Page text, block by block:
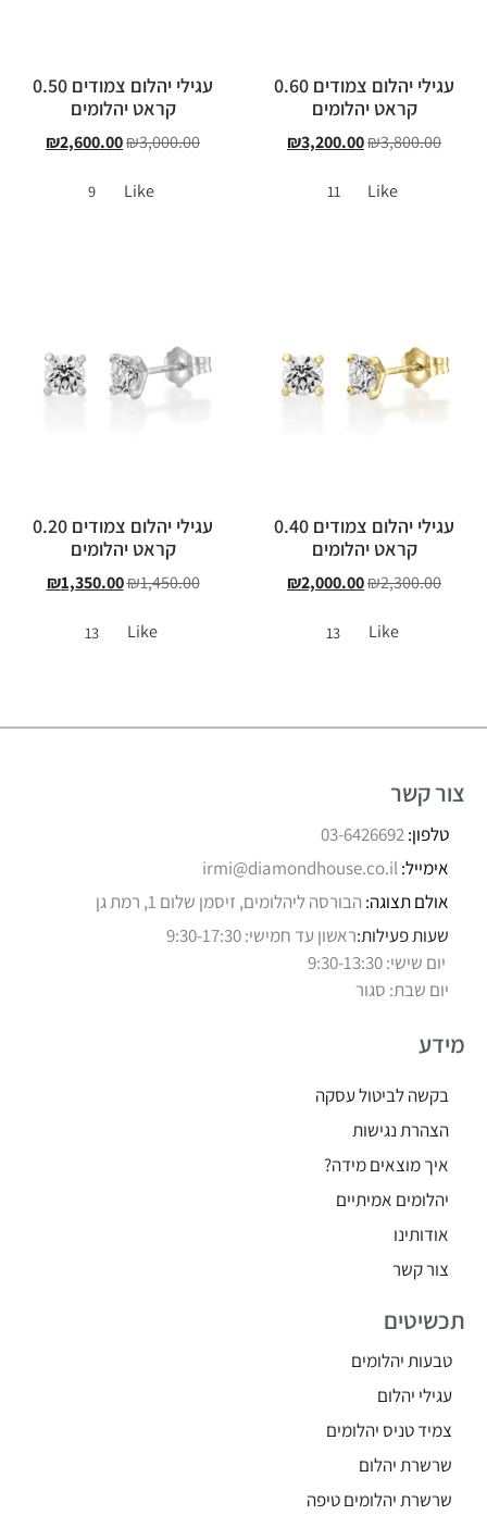
עגילי יהלום צמודים 0.60
קראט יהלומים
₪3,800.00
₪3,200.00
Like
11
עגילי יהלום צמודים 0.50
קראט יהלומים
₪3,000.00
₪2,600.00
Like
9
עגילי יהלום צמודים 0.40
קראט יהלומים
₪2,300.00
₪2,000.00
Like
13
עגילי יהלום צמודים 0.20
קראט יהלומים
₪1,450.00
₪1,350.00
Like
13
צור קשר
טלפון:03-6426692
אימייל:irmi@diamondhouse.co.il
אולם תצוגה: הבורסה ליהלומים, זיסמן שלום 1, רמת גן
שעות פעילות:ראשון עד חמישי: 9:30-17:30
יום שישי: 9:30-13:30
יום שבת: סגור
מידע
בקשה לביטול עסקה
הצהרת נגישות
איך מוצאים מידה?
יהלומים אמיתיים
אודותינו
צור קשר
תכשיטים
טבעות יהלומים
עגילי יהלום
צמיד טניס יהלומים
שרשרת יהלום
שרשרת יהלומים טיפה